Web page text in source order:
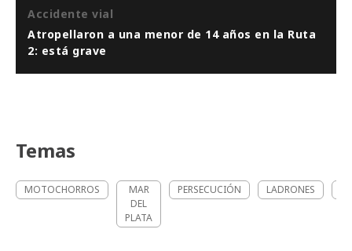
Accidente vial
Atropellaron a una menor de 14 años en la Ruta
2: está grave
Temas
MOTOCHORROS
MAR
DEL
PLATA
PERSECUCIÓN LADRONES